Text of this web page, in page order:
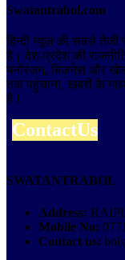
Swatantrabol.com
हिन्दी न्यूज़ की सबसे तेजी
है। देश-प्रदेश की
मनोरंजन, बिजनेस और
तक पहुंचाना, खबरों के
है।
ContactUs
SWATANTRABOL
Address:
Mobile No:
Contact us: